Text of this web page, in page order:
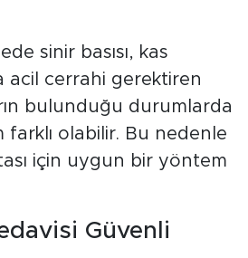
sinir basısı, kas
acil cerrahi gerektiren
bulunduğu durumlarda
farklı olabilir. Bu nedenle
için uygun bir yöntem
Güvenli